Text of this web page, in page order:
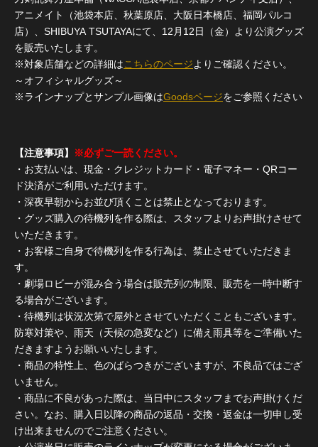
アニメイト（池袋本店、秋葉原店、大阪日本橋店、福岡パルコ
店）、SHIBUYA TSUTAYAにて、12月12日（金）より公演グッズ
を販売いたします。
※対象店舗などの詳細はこちらのページよりご確認ください。
～オフィシャルグッズ～
※ラインナップとサンプル画像はGoodsページをご参照ください
【注意事項】
※必ずご一読ください。
・お支払いは、現金・クレジットカード・電子マネー・QRコー
ド決済がご利用いただけます。
・深夜早朝からお並び頂くことは禁止となっております。
・グッズ購入の待機列を作る際は、スタッフよりお声掛けさせて
いただきます。
・お客様ご自身で待機列を作る行為は、禁止させていただきま
す。
・劇場ロビーが混み合う場合は販売列の制限、販売を一時中断す
る場合がございます。
・待機列は状況次第で屋外とさせていただくこともございます。
防寒対策や、雨天（天候の急変など）に備え雨具等をご準備いた
だきますようお願いいたします。
・商品の特性上、色のばらつきがございますが、不良品ではござ
いません。
・商品に不良があった際は、当日中にスタッフまでお声掛けくだ
さい。なお、購入日以降の商品の返品・交換・返金は一切申し受
け出来ませんのでご注意ください。